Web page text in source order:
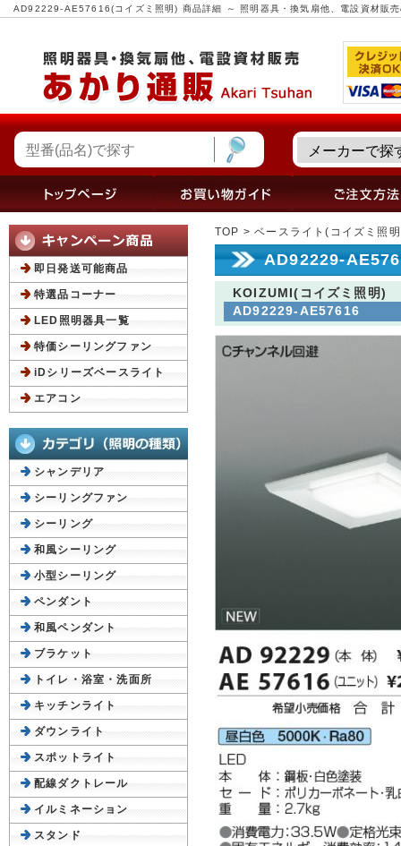
AD92229-AE57616(コイズミ照明) 商品詳細 ～ 照明器具・換気扇他、電設資材販
TOP >ベースライト(コイズミ照
AD92229-
KOIZUMI(コイズミ照明)
AD92229-AE57616
即日発送可能商品
特選品コーナー
LED照明器具一覧
特価シーリングファン
iDシリーズベースライト
エアコン
シャンデリア
シーリングファン
シーリング
和風シーリング
小型シーリング
ペンダント
和風ペンダント
ブラケット
トイレ・浴室・洗面所
キッチンライト
ダウンライト
スポットライト
配線ダクトレール
イルミネーション
スタンド